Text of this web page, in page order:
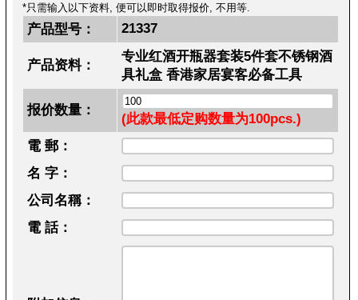
*只需输入以下资料, 便可以即时取得报价, 不用等.
产品型号： 21337
产品资料：
专业红酒开瓶器套装5件套不锈钢酒
具礼盒 香港家居宴客必备工具
报价数量：
(此款最低定购数量为100pcs.)
電 郵：
名 字：
公司名稱：
電 話：